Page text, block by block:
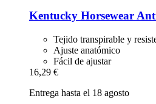
Kentucky Horsewear
Tejido transpirable y
Ajuste anatómico
Fácil de ajustar
16,29 €
Entrega hasta el 18 agosto